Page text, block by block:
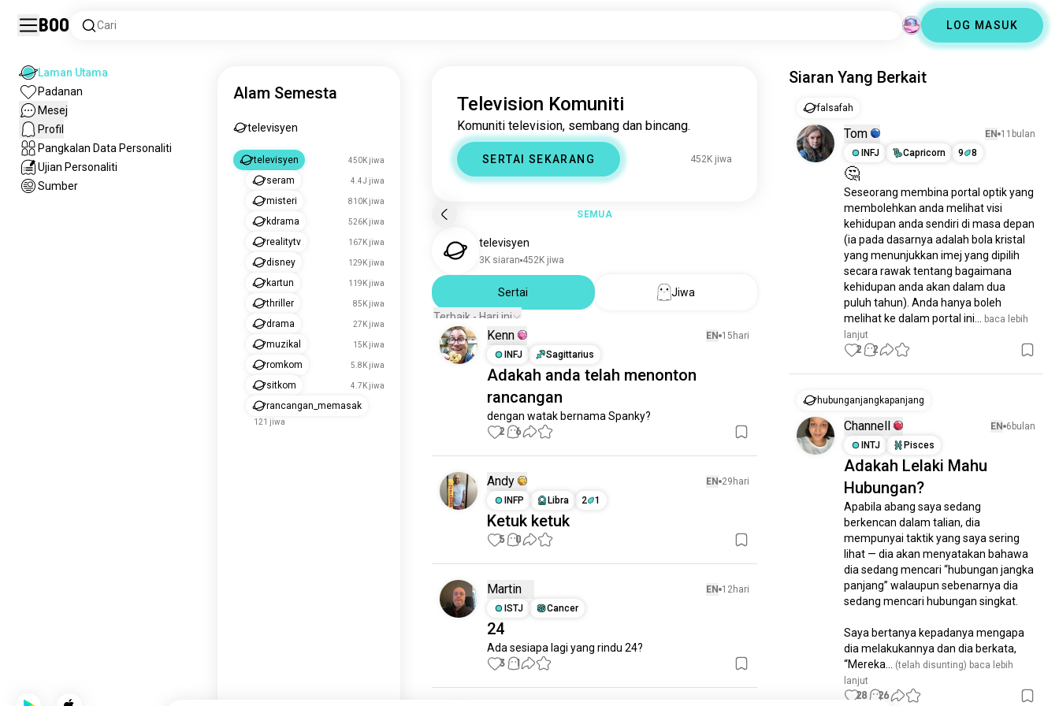
Boo Cari LOG MASUK
Laman Utama
Padanan
Mesej
Profil
Pangkalan Data Personaliti
Ujian Personaliti
Sumber
Alam Semesta
televisyen
televisyen 450K jiwa
seram 4.4J jiwa
misteri 810K jiwa
kdrama 526K jiwa
realitytv 167K jiwa
disney 129K jiwa
kartun 119K jiwa
thriller 85K jiwa
drama 27K jiwa
muzikal 15K jiwa
romkom 5.8K jiwa
sitkom 4.7K jiwa
rancangan_memasak
121 jiwa
Television Komuniti
Komuniti television, sembang dan bincang.
SERTAI SEKARANG 452K jiwa
SEMUA
televisyen
3K siaran 452K jiwa
Sertai
Jiwa
Terbaik - Hari ini
Kenn EN 15hari
INFJ
Sagittarius
Adakah anda telah menonton
rancangan
dengan watak bernama Spanky?
2 6
Andy EN 29hari
INFP
Libra 2 1
Ketuk ketuk
5 0
Martin EN 12hari
ISTJ
Cancer
24
Ada sesiapa lagi yang rindu 24?
3 1
Siaran Yang Berkait
falsafah
Tom EN 11bulan
INFJ
Capricorn 9 8
🤔
Seseorang membina portal optik yang
membolehkan anda melihat visi
kehidupan anda sendiri di masa depan
(ia pada dasarnya adalah bola kristal
yang menunjukkan imej yang dipilih
secara rawak tentang bagaimana
kehidupan anda akan dalam dua
puluh tahun). Anda hanya boleh
melihat ke dalam portal ini...
baca lebih
lanjut
2 2
hubunganjangkapanjang
Channell EN 6bulan
INTJ
Pisces
Adakah Lelaki Mahu
Hubungan?
Apabila abang saya sedang
berkencan dalam talian, dia
mempunyai taktik yang saya sering
lihat — dia akan menyatakan bahawa
dia sedang mencari “hubungan jangka
panjang” walaupun sebenarnya dia
sedang mencari hubungan singkat.
Saya bertanya kepadanya mengapa
dia melakukannya dan dia berkata,
“Mereka...
(telah disunting) baca lebih
lanjut
28 26